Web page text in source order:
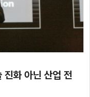
화 아닌 산업 전